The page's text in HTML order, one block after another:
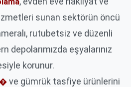
sunan sektörün öncü
rutubetsiz ve düzenli
depolarımızda eşyalarınız
korunur.
ve gümrük tasfiye ürünlerini